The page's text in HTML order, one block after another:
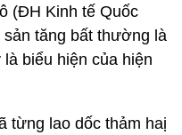
(ĐH Kinh tế Quốc
tăng bất thường là
biểu hiện của hiện